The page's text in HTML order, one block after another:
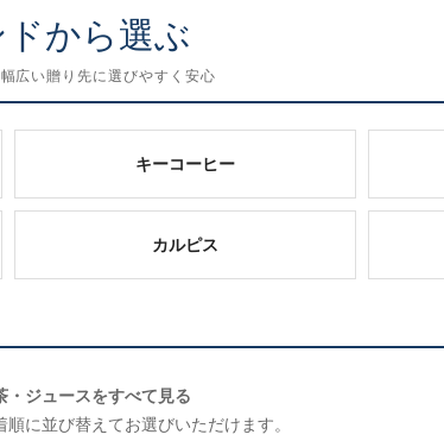
から選ぶ
広い贈り先に選びやすく安心
キーコーヒー
カルピス
・ジュースをすべて見る
に並び替えてお選びいただけます。